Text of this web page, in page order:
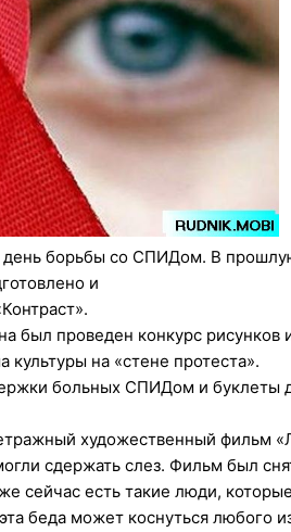
борьбы со СПИДом. В
и
был проведен конкурс рисунков
на «стене протеста».
больных СПИДом и буклеты
художественный фильм
сдержать слез. Фильм был
есть такие люди,
беда может коснуться любого